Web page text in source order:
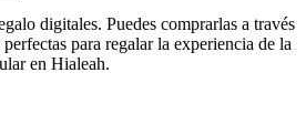
digitales. Puedes comprarlas a través
para regalar la experiencia de la
en Hialeah.